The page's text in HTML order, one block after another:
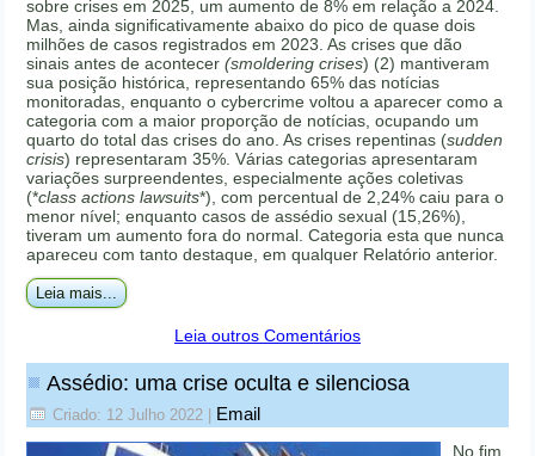
sobre crises em 2025, um aumento de 8% em relação a 2024.
Mas, ainda significativamente abaixo do pico de quase dois
milhões de casos registrados em 2023. As crises que dão
sinais antes de acontecer(smoldering crises) (2) mantiveram
sua posição histórica, representando 65% das notícias
monitoradas, enquanto o cybercrime voltou a aparecer como a
categoria com a maior proporção de notícias, ocupando um
quarto do total das crises do ano. As crises repentinas (sudden
crisis) representaram 35%. Várias categorias apresentaram
variações surpreendentes, especialmente ações coletivas
(*class actions lawsuits*), com percentual de 2,24% caiu para o
menor nível; enquanto casos de assédio sexual (15,26%),
tiveram um aumento fora do normal. Categoria esta que nunca
apareceu com tanto destaque, em qualquer Relatório anterior.
Leia mais...
Leia outros Comentários
Assédio: uma crise oculta e silenciosa
Criado: 12 Julho 2022 Email
No fim